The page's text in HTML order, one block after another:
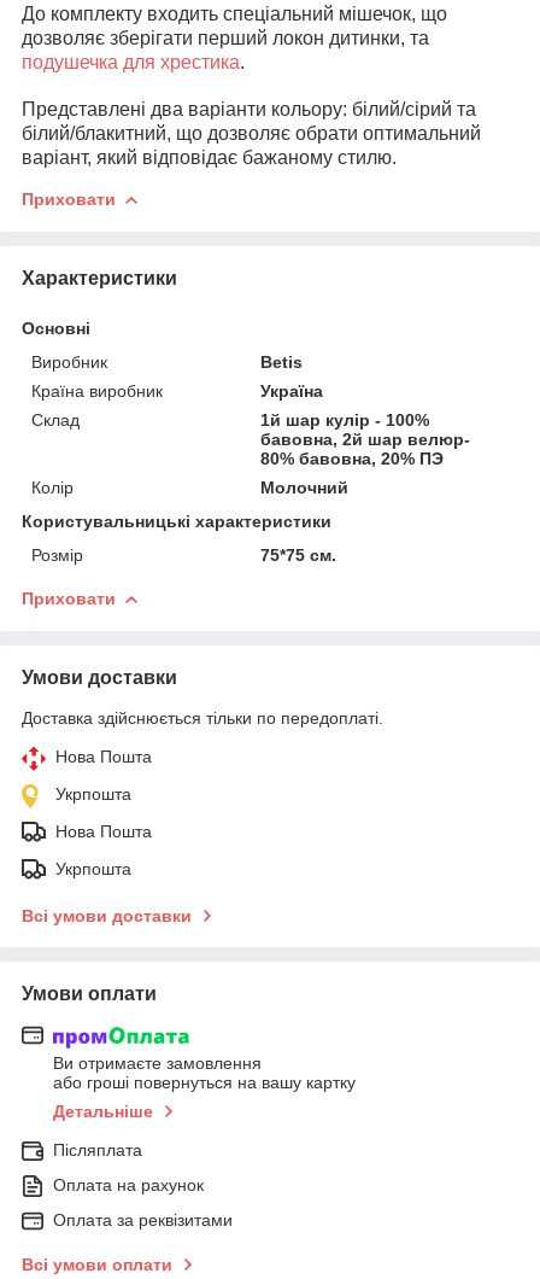
До комплекту входить спеціальний мішечок, що
дозволяє зберігати перший локон дитинки, та
подушечка для хрестика.
Представлені два варіанти кольору: білий/сірий та
білий/блакитний, що дозволяє обрати оптимальний
варіант, який відповідає бажаному стилю.
Приховати
Характеристики
Основні
Виробник
Betis
Країна виробник
Україна
Склад
1й шар кулір - 100%
бавовна, 2й шар велюр-
80% бавовна, 20% ПЭ
Колір
Молочний
Користувальницькі характеристики
Розмір
75*75 см.
Приховати
Умови доставки
Доставка здійснюється тільки по передоплаті.
Нова Пошта
Укрпошта
Нова Пошта
Укрпошта
Всі умови доставки
Умови оплати
Ви отримаєте замовлення
або гроші повернуться на вашу картку
Детальніше
Післяплата
Оплата на рахунок
Оплата за реквізитами
Всі умови оплати